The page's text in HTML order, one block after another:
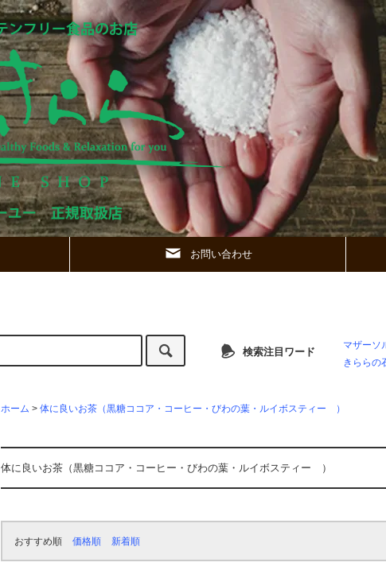
お問い合わせ
検索注目ワード
マザーソ
きららの
ホーム > 体に良いお茶（黒糖ココア・コーヒー・びわの葉・ルイボスティー ）
体に良いお茶（黒糖ココア・コーヒー・びわの葉・ルイボスティー ）
おすすめ順 価格順 新着順